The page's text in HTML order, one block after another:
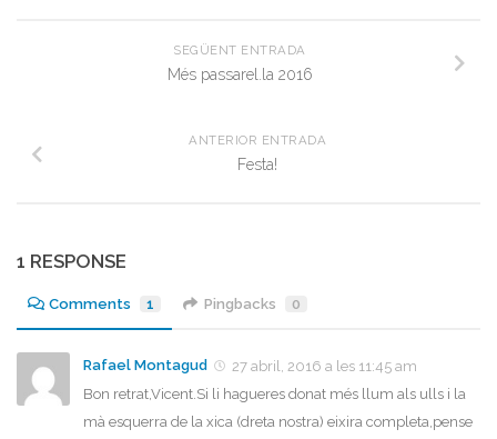
SEGÜENT ENTRADA
Més passarel.la 2016
ANTERIOR ENTRADA
Festa!
1 RESPONSE
Comments 1 Pingbacks 0
Rafael Montagud
27 abril, 2016 a les 11:45 am
Bon retrat,Vicent.Si li hagueres donat més llum als ulls i la
mà esquerra de la xica (dreta nostra) eixira completa,pense